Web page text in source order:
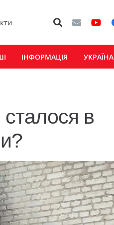
ІНФОРМАЦІЯ УКРАЇНА
в